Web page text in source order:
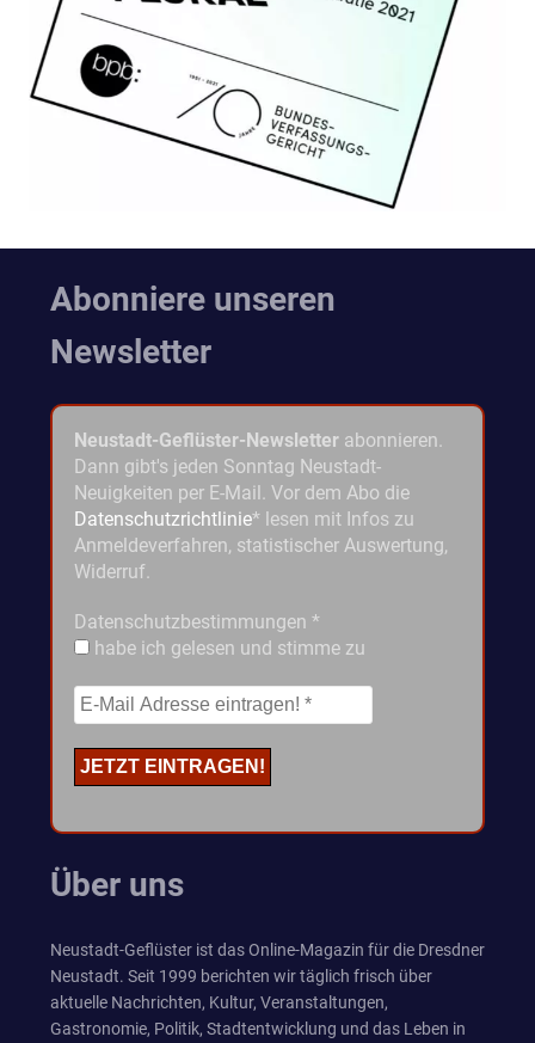
Abonniere unseren
Newsletter
Neustadt-Geflüster-Newsletter abonnieren.
Dann gibt's jeden Sonntag Neustadt-
Neuigkeiten per E-Mail. Vor dem Abo die
Datenschutzrichtlinie* lesen mit Infos zu
Anmeldeverfahren, statistischer Auswertung,
Widerruf.
Datenschutzbestimmungen *
habe ich gelesen und stimme zu
Über uns
Neustadt-Geflüster ist das Online-Magazin für die Dresdner
Neustadt. Seit 1999 berichten wir täglich frisch über
aktuelle Nachrichten, Kultur, Veranstaltungen,
Gastronomie, Politik, Stadtentwicklung und das Leben in